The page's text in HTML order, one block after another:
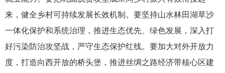
来，健全乡村可持续发展长效机制。要坚持山水林田湖草沙
一体化保护和系统治理，推进生态优先、绿色发展，深入打
好污染防治攻坚战，严守生态保护红线。要加大对外开放力
度，打造向西开放的桥头堡，推进丝绸之路经济带核心区建